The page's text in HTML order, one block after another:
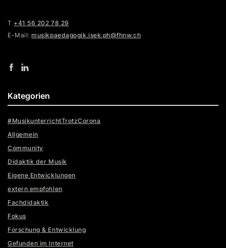
T +41 56 202 78 29
E-Mail:musikpaedagogik.isek.ph@fhnw.ch
Kategorien
#MusikunterrichtTrotzCorona
Allgemein
Community
Didaktik der Musik
Eigene Entwicklungen
extern empfohlen
Fachdidaktik
Fokus
Forschung & Entwicklung
Gefunden im Internet